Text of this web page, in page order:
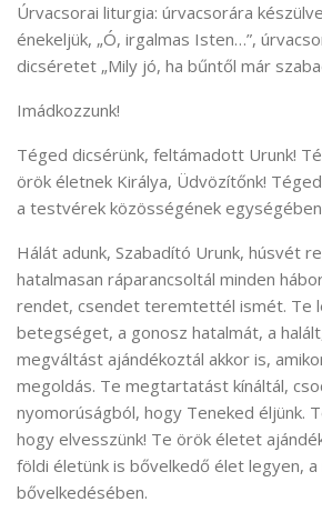
Úrvacsorai liturgia: úrvacsorára
énekeljük, „Ó, irgalmas Isten…”,
dicséretet „Mily jó, ha bűntől már
Imádkozzunk!
Téged dicsérünk, feltámadott Urunk!
örök életnek Királya, Üdvözítőnk!
a testvérek közösségének
Hálát adunk, Szabadító Urunk, húsvét
hatalmasan ráparancsoltál minden
rendet, csendet teremtettél ismét. Te
betegséget, a gonosz hatalmát, a
megváltást ajándékoztál akkor is,
megoldás. Te megtartatást kínáltál,
nyomorúságból, hogy Teneked éljünk.
hogy elvesszünk! Te örök életet
földi életünk is bővelkedő élet legyen,
bővelkedésében.